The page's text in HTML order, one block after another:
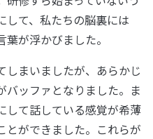
して、私たちの脳裏には
葉が浮かびました。
しまいましたが、あらかじ
バッファとなりました。ま
して話している感覚が希薄
とができました。これらが